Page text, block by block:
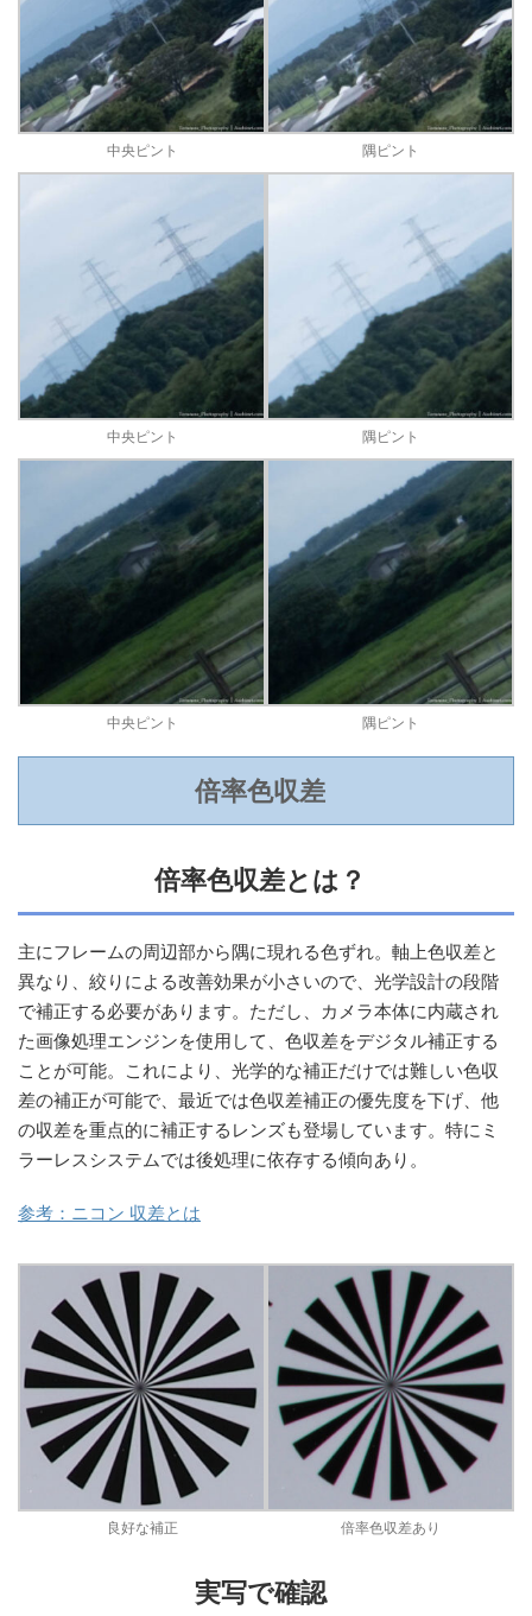
中央ピント 隅ピント
中央ピント 隅ピント
中央ピント 隅ピント
倍率色収差
倍率色収差とは？
主にフレームの周辺部から隅に現れる色ずれ。軸上色収差と
異なり、絞りによる改善効果が小さいので、光学設計の段階
で補正する必要があります。ただし、カメラ本体に内蔵され
た画像処理エンジンを使用して、色収差をデジタル補正する
ことが可能。これにより、光学的な補正だけでは難しい色収
差の補正が可能で、最近では色収差補正の優先度を下げ、他
の収差を重点的に補正するレンズも登場しています。特にミ
ラーレスシステムでは後処理に依存する傾向あり。
参考：ニコン 収差とは
良好な補正 倍率色収差あり
実写で確認